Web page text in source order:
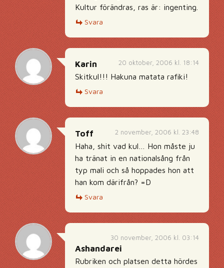
Kultur förändras, ras är: ingenting.
Svara
20 oktober, 2006 kl. 18:14
Karin
Skitkul!!! Hakuna matata rafiki!
Svara
2 november, 2006 kl. 23:48
Toff
Haha, shit vad kul… Hon måste ju
ha tränat in en nationalsång från
typ mali och så hoppades hon att
han kom därifrån? =D
Svara
30 november, 2006 kl. 03:14
Ashandarei
Rubriken och platsen detta hördes